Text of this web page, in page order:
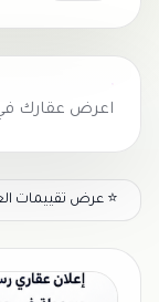
اعرض عقارك
⭐ عرض تقييمات